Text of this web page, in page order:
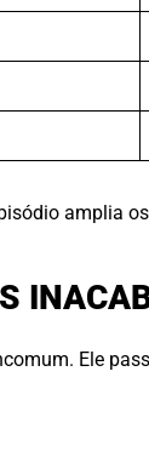
amplia
Ele